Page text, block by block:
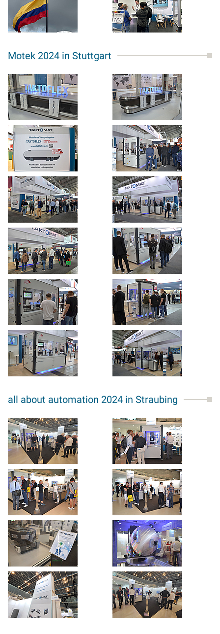
Motek 2024 in Stuttgart
all about automation 2024 in Straubing